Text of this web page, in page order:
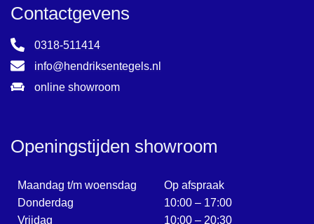
Contactgevens
0318-511414
info@hendriksentegels.nl
online showroom
Openingstijden showroom
Maandag t/m woensdag
Donderdag
Vrijdag
Op afspraak
10:00 – 17:00
10:00 – 20:30